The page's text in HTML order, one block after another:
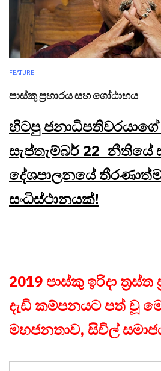
FEATURE
පාස්කු ප්‍රහාරය සහ ගෝඨාභය
හිටපු
සැප්තැම්බර් 22 නීතියේ
දේශපාලනයේ
සංධිස්ථානයක්!
2019 පාස්කු ඉරිදා
දැඩි කම්පනයට පත් වූ
මහජනතාව, සිවිල්